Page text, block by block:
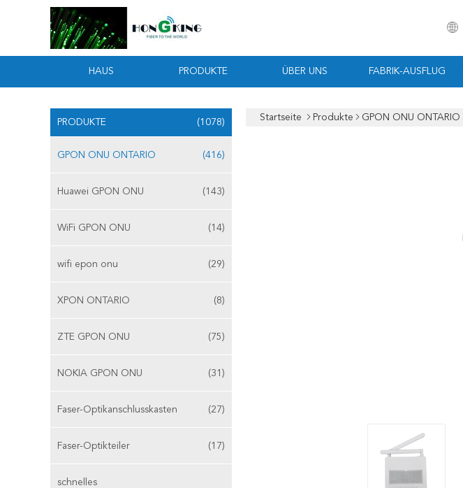
HAUS PRODUKTE ÜBER UNS FABRIK-AUSFLUG
PRODUKTE (1078)
GPON ONU ONTARIO (416)
Huawei GPON ONU (143)
WiFi GPON ONU (14)
wifi epon onu (29)
XPON ONTARIO (8)
ZTE GPON ONU (75)
NOKIA GPON ONU (31)
Faser-Optikanschlusskasten (27)
Faser-Optikteiler (17)
schnelles
Startseite Produkte GPON ONU ONTARIO